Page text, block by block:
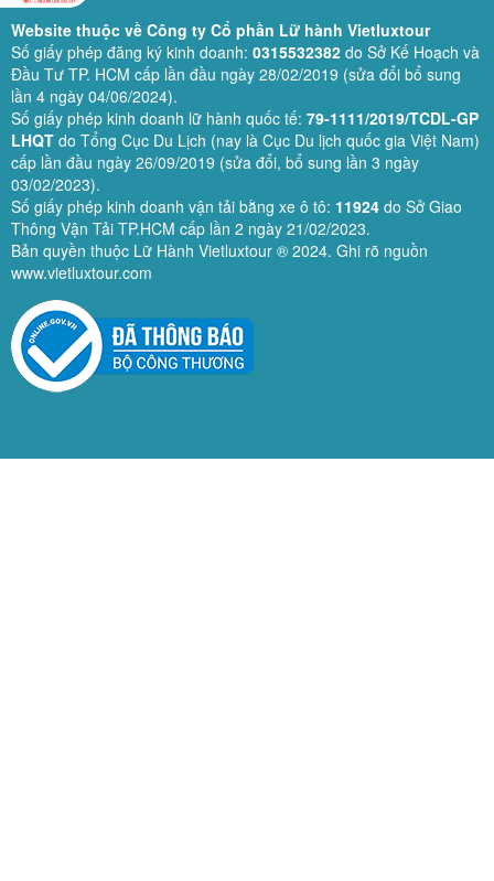
Website thuộc về Công ty Cổ phần Lữ hành Vietluxtour
Số giấy phép đăng ký kinh doanh: 0315532382do Sở Kế Hoạch và
Đầu Tư TP. HCM cấp lần đầu ngày 28/02/2019 (sửa đổi bổ sung
lần 4 ngày 04/06/2024).
Số giấy phép kinh doanh lữ hành quốc tế: 79-1111/2019/TCDL-GP
LHQTdo Tổng Cục Du Lịch (nay là Cục Du lịch quốc gia Việt Nam)
cấp lần đầu ngày 26/09/2019 (sửa đổi, bổ sung lần 3 ngày
03/02/2023).
Số giấy phép kinh doanh vận tải bằng xe ô tô: 11924do Sở Giao
Thông Vận Tải TP.HCM cấp lần 2 ngày 21/02/2023.
Bản quyền thuộc Lữ Hành Vietluxtour ® 2024. Ghi rõ nguồn
www.vietluxtour.com